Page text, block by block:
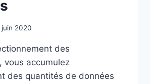
2020
des
vous accumulez
des quantités de données